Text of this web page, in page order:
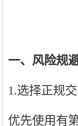
一、风险规
1.选择正规
优先使用有